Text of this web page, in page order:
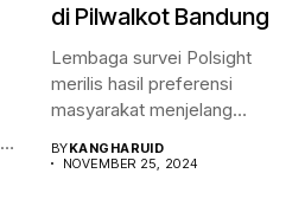
di Pilwalkot Bandung
Lembaga survei Polsight
merilis hasil preferensi
masyarakat menjelang
Hasilnya,...
BYKANGHARUID
NOVEMBER 25, 2024